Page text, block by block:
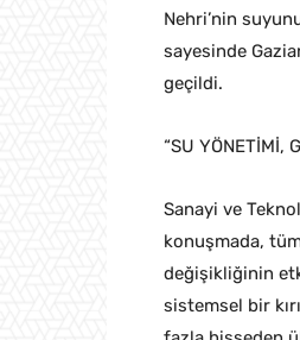
Nehri’nin
sayesinde
geçildi.
“SU YÖNETİMİ,
Sanayi ve
konuşmada,
değişikliğinin
sistemsel bir